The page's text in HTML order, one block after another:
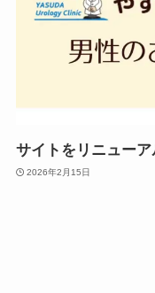
サイトをリニューア
2026年2月15日